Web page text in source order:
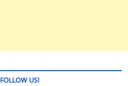
FOLLOW US!